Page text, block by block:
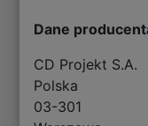
Dane
CD Projekt S.A.
Polska
03-301